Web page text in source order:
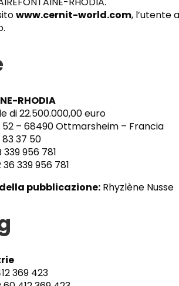
www.cernit-world.com, l’utente
RHODIA
di 22.500.000,00 euro
52 – 68490 Ottmarsheim – Francia
37 50
339 956 781
36 339 956 781
pubblicazione: Rhyzlène Nusse
369 423